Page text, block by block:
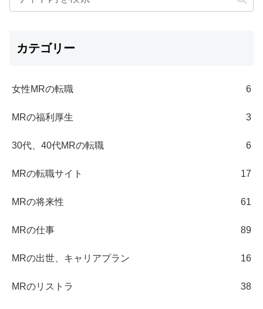
カテゴリー
女性MRの転職 6
MRの福利厚生 3
30代、40代MRの転職 6
MRの転職サイト 17
MRの将来性 61
MRの仕事 89
MRの出世、キャリアプラン 16
MRのリストラ 38